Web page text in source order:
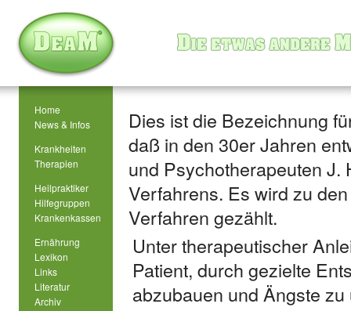
Home
News & Infos
Krankheiten
Therapien
Heilpraktiker
Hilfegruppen
Krankenkassen
Ernährung
Lexikon
Links
Literatur
Archiv
Dies ist die Bezeichnung
daß in den 30er Jahren
und Psychotherapeuten J.
Verfahrens. Es wird zu
Verfahren gezählt.
Unter therapeutischer
Patient, durch gezielte
abzubauen und Ängste